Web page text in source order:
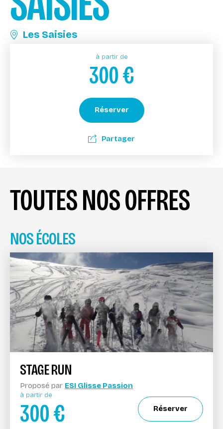
Les Saisies
à partir de
300€
Réserver
Partager
TOUTES NOS OFFRES
NOS ÉCOLES
STAGE RUN
Proposé par ESI Glisse Passion
à partir de
300€ Réserver